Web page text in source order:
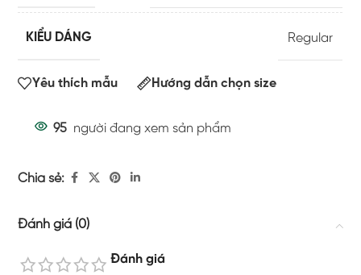
KIỂU DÁNG Regular
Yêu thích mẫu Hướng dẫn chọn size
95 người đang xem sản phẩm
Chia sẻ:
Đánh giá (0)
Đánh giá